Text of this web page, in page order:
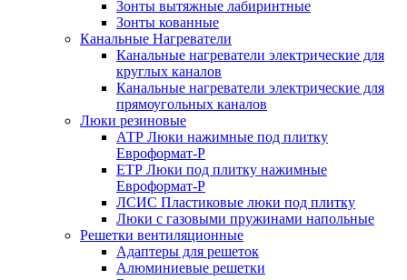
Зонты вытяжные лабиринтные
Зонты кованные
Канальные Нагреватели
Канальные нагреватели электрические для
круглых каналов
Канальные нагреватели электрические для
прямоугольных каналов
Люки резиновые
АТР Люки нажимные под плитку
Евроформат-Р
ЕТР Люки под плитку нажимные
Евроформат-Р
ЛСИС Пластиковые люки под плитку
Люки с газовыми пружинами напольные
Решетки вентиляционные
Адаптеры для решеток
Алюминиевые решетки